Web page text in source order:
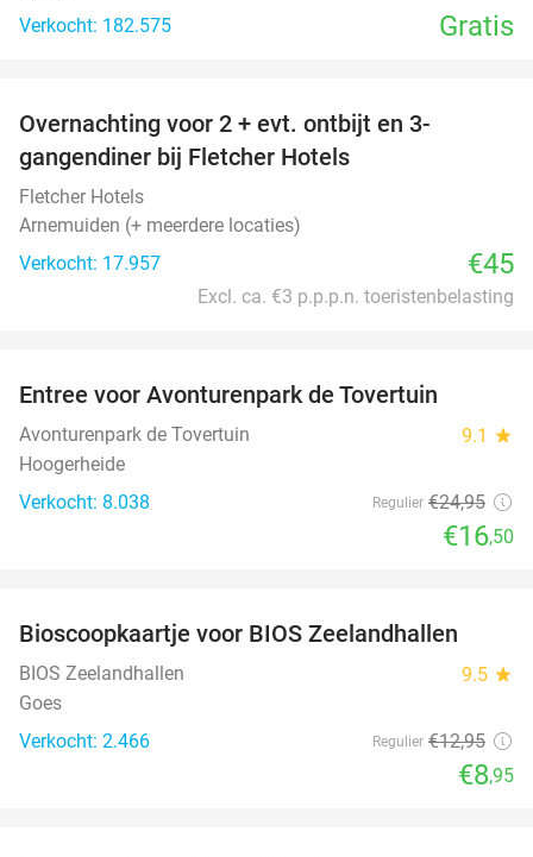
Verkocht: 182.575
Gratis
Overnachting voor 2 + evt. ontbijt en 3-
gangendiner bij Fletcher Hotels
Fletcher Hotels
Arnemuiden (+ meerdere locaties)
Verkocht: 17.957
€45
Excl. ca. €3 p.p.p.n. toeristenbelasting
Entree voor Avonturenpark de Tovertuin
Avonturenpark de Tovertuin 9.1 star
Hoogerheide
Verkocht: 8.038
Regulier €24,95
€16,50
Bioscoopkaartje voor BIOS Zeelandhallen
BIOS Zeelandhallen 9.5 star
Goes
Verkocht: 2.466
Regulier €12,95
€8,95